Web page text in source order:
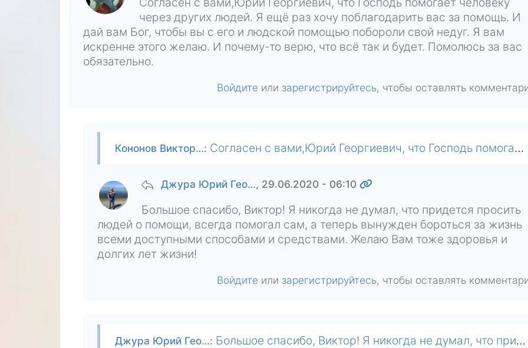
через других людей. Я ещё раз хочу поблагодарить вас за помощь. И
дай вам Бог, чтобы вы с его и людской помощью побороли свой недуг. Я вам
искренне этого желаю. И почему-то верю, что всё так и будет. Помолюсь за вас
обязательно.
Войдите или зарегистрируйтесь, чтобы оставлять
Кононов Виктор…: Согласен с вами,Юрий Георгиевич, что Господь помогает человеку через других людей. Я ещё раз хочу поблагодарить вас за помощь. И дай вам Бог, чтобы вы с его и людской помощью побороли свой недуг. Я…
Джура Юрий Гео…, 29.06.2020 - 06:10
Большое спасибо, Виктор! Я никогда не думал, что придется просить
людей о помощи, всегда помогал сам, а теперь вынужден бороться за жизнь
всеми доступными способами и средствами. Желаю Вам тоже здоровья и
долгих лет жизни!
Войдите или зарегистрируйтесь, чтобы оставлять
Джура Юрий Гео…: Большое спасибо, Виктор! Я никогда не думал, что придется просить людей о помощи, всегда помогал сам, а теперь вынужден бороться за жизнь всеми доступными способами и средствами. Желаю Вам тоже…